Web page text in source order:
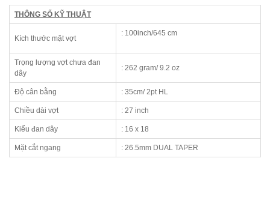
THÔNG SỐ KỸ THUẬT
Kích thước mặt vợt
: 100inch/645 cm
Trọng lượng vợt chưa đan
dây
: 262 gram/ 9.2 oz
Độ cân bằng : 35cm/ 2pt HL
Chiều dài vợt : 27 inch
Kiểu đan dây : 16 x 18
Mặt cắt ngang : 26.5mm DUAL TAPER